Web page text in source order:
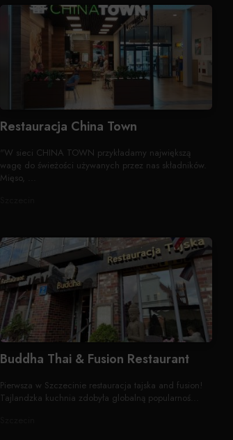
Restauracja China Town
"W sieci CHINA TOWN przykładamy największą
wagę do świeżości używanych przez nas składników.
Mięso, ...
Buddha Thai & Fusion Restaurant
Pierwsza w Szczecinie restauracja tajska and fusion!
Tajlandzka kuchnia zdobyła globalną popularnoś...